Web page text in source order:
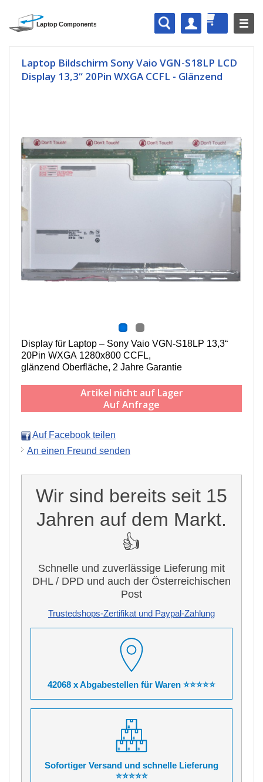
Laptop Bildschirm Sony Vaio VGN-S18LP LCD
Display 13,3“ 20Pin WXGA CCFL - Glänzend
Display für Laptop – Sony Vaio VGN-S18LP 13,3“
20Pin WXGA 1280x800 CCFL,
g länzend Oberfläche, 2 Jahre Garantie
Artikel nicht auf Lager
Auf Anfrage
Auf Facebook teilen
An einen Freund senden
Wir sind bereits seit 15
Jahren auf dem Markt.
👍
Schnelle und zuverlässige Lieferung mit
DHL / DPD und auch der Österreichischen
Post
Trustedshops-Zertifikat und Paypal-Zahlung
42068 x Abgabestellen für Waren ⭐⭐⭐⭐⭐
Sofortiger Versand und schnelle Lieferung
⭐⭐⭐⭐⭐